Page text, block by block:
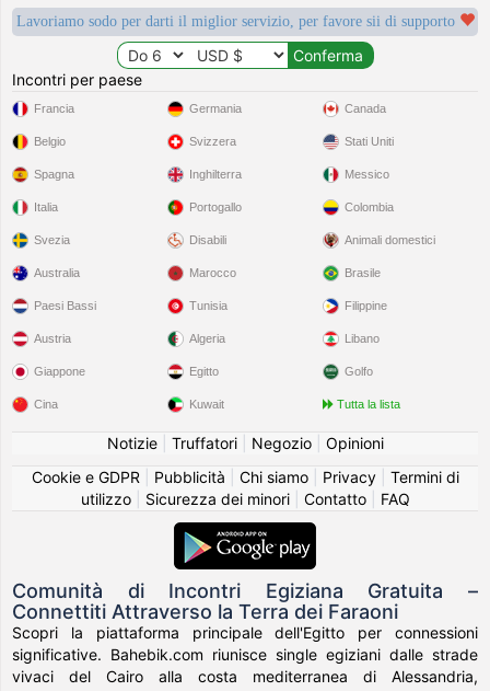
Lavoriamo sodo per darti il miglior servizio, per favore sii di supporto
Incontri per paese
Francia
Belgio
Spagna
Italia
Svezia
Germania
Svizzera
Inghilterra
Portogallo
Disabili
Canada
Stati Uniti
Messico
Colombia
Animali domestici
Australia
Paesi Bassi
Austria
Giappone
Cina
Marocco
Tunisia
Algeria
Egitto
Kuwait
Brasile
Filippine
Libano
Golfo
Tutta la lista
Notizie| Truffatori| Negozio| Opinioni
Cookie e GDPR
Pubblicità Chi siamo| Privacy| Termini di
utilizzo| Sicurezza dei minori| Contatto| FAQ
Comunità di Incontri Egiziana Gratuita –
Connettiti Attraverso la Terra dei Faraoni
Scopri la piattaforma principale dell'Egitto per connessioni
significative. Bahebik.com riunisce single egiziani dalle strade
vivaci del Cairo alla costa mediterranea di Alessandria,